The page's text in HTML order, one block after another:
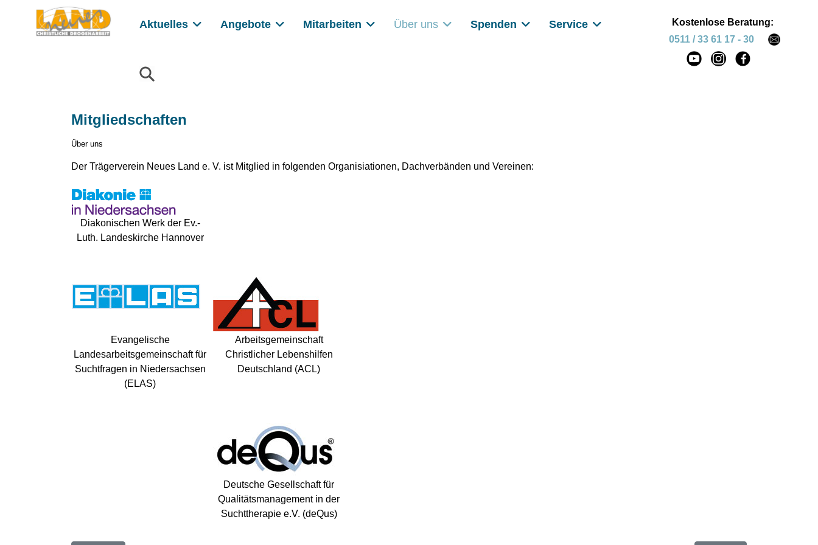
Aktuelles Angebote Mitarbeiten Über uns Spenden Service
Kostenlose Beratung:
0511 / 33 61 17 - 30
Mitgliedschaften
Über uns
Der Trägerverein Neues Land e. V. ist Mitglied in folgenden Organisiationen, Dachverbänden und Vereinen:
Diakonischen Werk der Ev.-
Luth. Landeskirche Hannover
Evangelische
Landesarbeitsgemeinschaft für
Suchtfragen in Niedersachsen
(ELAS)
Arbeitsgemeinschaft
Christlicher Lebenshilfen
Deutschland (ACL)
Deutsche Gesellschaft für
Qualitätsmanagement in der
Suchttherapie e.V. (deQus)